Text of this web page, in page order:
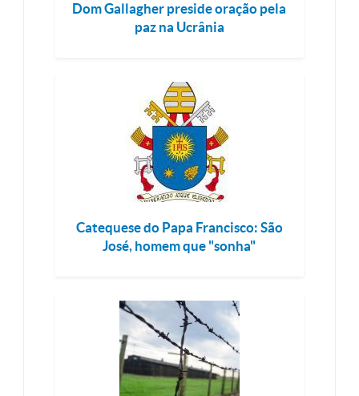
Dom Gallagher preside oração pela
paz na Ucrânia
Catequese do Papa Francisco: São
José, homem que "sonha"